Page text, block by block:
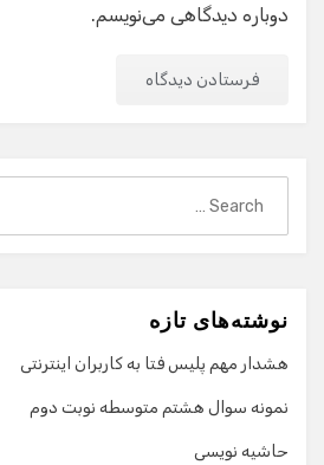
دوباره دیدگاهی می‌نویسم.
نوشته‌های تازه
هشدار مهم پلیس فتا به کاربران اینترنتی
نمونه سوال هشتم متوسطه نوبت دوم
حاشیه نویسی